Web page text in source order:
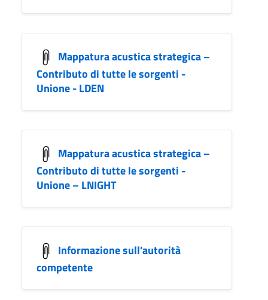
Mappatura acustica strategica –
Contributo di tutte le sorgenti -
Unione - LDEN
Mappatura acustica strategica –
Contributo di tutte le sorgenti -
Unione – LNIGHT
Informazione sull'autorità
competente